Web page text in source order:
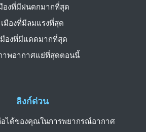
ลิงก์ด่วน
ได้ของคุณในการพยากรณ์อากาศ
องที่มีฝนตกมากที่สุด
เมืองที่มีลมแรงที่สุด
มืองที่มีแดดมากที่สุด
พอากาศแย่ที่สุดตอนนี้